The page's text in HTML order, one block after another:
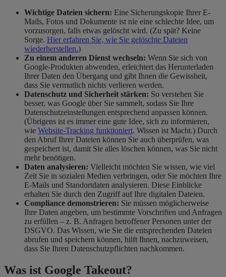
Wichtige Dateien sichern: Eine Sicherungskopie Ihrer E-
Mails, Fotos und Dokumente ist nie eine schlechte Idee, um
vorzusorgen, falls etwas gelöscht wird. (Zu spät? Keine
Sorge. Hier erfahren Sie, wie Sie gelöschte Dateien
wiederherstellen.)
Zu einem anderen Dienst wechseln: Wenn Sie sich von
Google-Produkten abwenden, erleichtert das Herunterladen
Ihrer Daten den Übergang und gibt Ihnen die Gewissheit,
dass Sie vermutlich nichts verlieren werden.
Datenschutz und Sicherheit stärken: So verstehen Sie
besser, was Google über Sie sammelt, sodass Sie Ihre
Datenschutzeinstellungen entsprechend anpassen können.
(Übrigens ist es immer eine gute Idee, sich zu informieren,
wie Website-Tracking funktioniert. Wissen ist Macht.) Durch
den Abruf Ihrer Dateien können Sie auch überprüfen, was
gespeichert ist, damit Sie alles löschen können, was Sie nicht
mehr benötigen.
Daten analysieren: Vielleicht möchten Sie wissen, wie viel
Zeit Sie in sozialen Medien verbringen, oder Sie möchten Ihre
E-Mails und Standortdaten analysieren. Diese Einblicke
erhalten Sie durch den Zugriff auf Ihre digitalen Dateien.
Compliance demonstrieren: Sie müssen möglicherweise
Ihre Daten angeben, um bestimmte Vorschriften und Anfragen
zu erfüllen – z. B. Anfragen betroffener Personen unter der
DSGVO. Das Wissen, wie Sie die entsprechenden Dateien
abrufen und speichern können, hilft Ihnen, nachzuweisen,
dass Sie Ihren Datenschutzpflichten nachkommen.
Was ist Google Takeout?